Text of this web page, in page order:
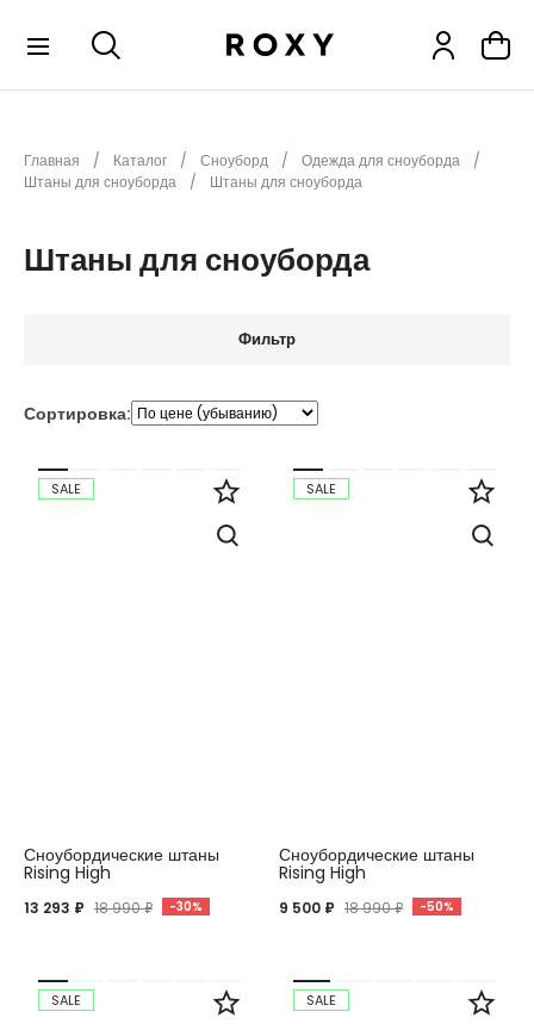
НОВИНКИ
ОДЕЖДА
ФИТНЕС
АКСЕССУАРЫ
Главная Каталог Сноуборд
Одежда для сноуборда
Штаны для сноуборда
Штаны для сноуборда
Штаны для сноуборда
Фильтр
Сортировка:
SALE
Сноубордические штаны
Rising High
13 293 ₽ 18 990 ₽ -30%
SALE
Сноубордические штаны
Rising High
9 500 ₽ 18 990 ₽ -50%
SALE SALE